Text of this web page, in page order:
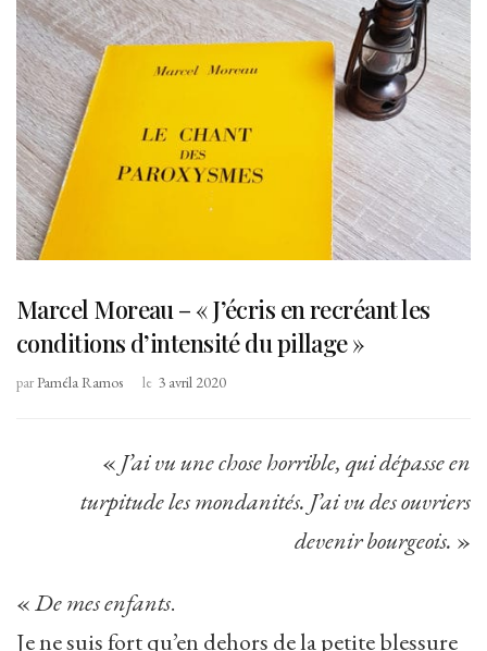
Marcel Moreau – « J’écris en recréant les
conditions d’intensité du pillage »
parPaméla Ramos le 3 avril 2020
« J’ai vu une chose horrible, qui dépasse en
turpitude les mondanités. J’ai vu des ouvriers
devenir bourgeois. »
«De mes enfants.
Je ne suis fort qu’en dehors de la petite blessure